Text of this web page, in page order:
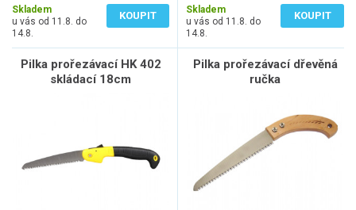
Skladem
u vás od 11.8. do
14.8.
KOUPIT
Skladem
u vás od 11.8. do
14.8.
KOUPIT
Pilka prořezávací HK 402
skládací 18cm
Pilka prořezávací dřevěná
ručka